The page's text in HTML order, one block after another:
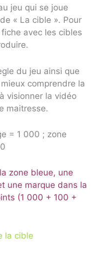
jeu qui se joue
« La cible ». Pour
avec les cibles
du jeu ainsi que
comprendre la
visionner la vidéo
maitresse.
= 1 000 ; zone
zone bleue, une
une marque dans la
(1 000 + 100 +
la cible